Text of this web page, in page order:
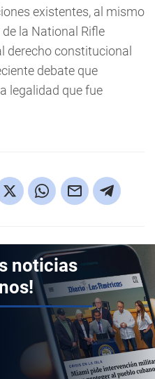
existentes, al mismo
la National Rifle
derecho constitucional
debate que
legalidad que fue
noticias